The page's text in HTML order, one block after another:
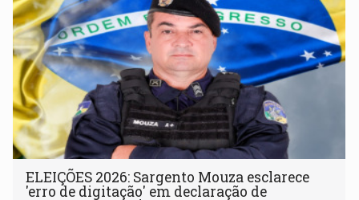
ELEIÇÕES 2026: Sargento Mouza esclarece
'erro de digitação' em declaração de